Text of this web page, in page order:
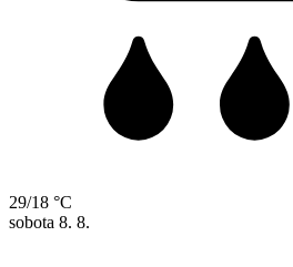
29/18 °C
sobota 8. 8.